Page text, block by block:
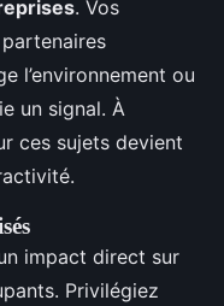
. Vos
l’environnement ou
un signal. À
ces sujets devient
impact direct sur
Privilégiez